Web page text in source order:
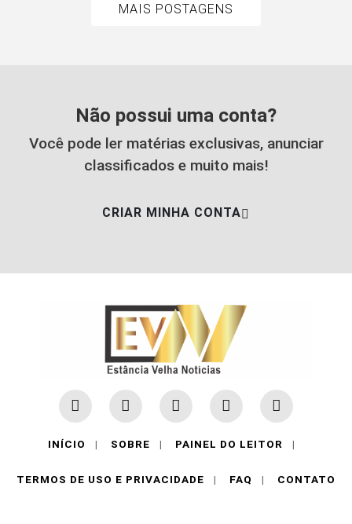
MAIS POSTAGENS
Não possui uma conta?
Você pode ler matérias exclusivas, anunciar
classificados e muito mais!
CRIAR MINHA CONTA
INÍCIO | SOBRE | PAINEL DO LEITOR |
TERMOS DE USO E PRIVACIDADE | FAQ | CONTATO